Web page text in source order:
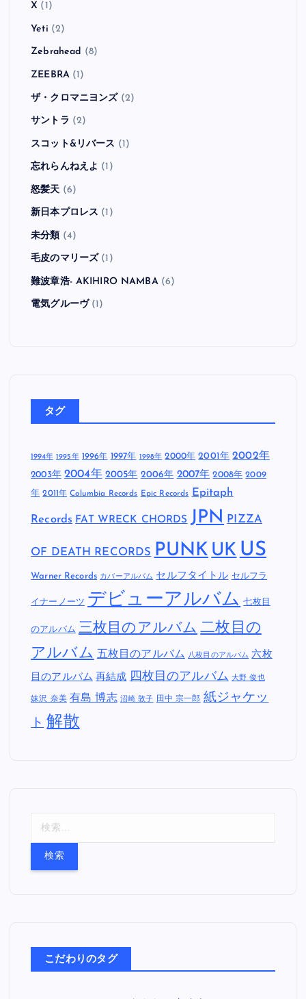
X (1)
Yeti (2)
Zebrahead (8)
ZEEBRA(1)
ザ・クロマニヨンズ(2)
サントラ (2)
スコット&リバース (1)
忘れらんねえよ (1)
怒髪天 (6)
新日本プロレス (1)
未分類 (4)
毛皮のマリーズ (1)
難波章浩- AKIHIRO NAMBA(6)
電気グルーヴ(1)
タグ
1994年 1995年 1996年 1997年 1998年 2000年 2001年 2002年
2003年 2004年 2005年 2006年 2007年 2008年 2009
年 2011年 Columbia Records Epic Records Epitaph
Records FAT WRECK CHORDS JPN PIZZA
OF DEATH RECORDS PUNK UK US
Warner Records カバーアルバム セルフタイトル セルフラ
イナーノーツ デビューアルバム 七枚目
のアルバム 三枚目のアルバム 二枚目の
アルバム 五枚目のアルバム 八枚目のアルバム 六枚
目のアルバム 再結成 四枚目のアルバム 大野 俊也
妹沢 奈美 有島 博志 沼崎 敦子 田中 宗一郎 紙ジャケッ
ト 解散
こだわりのタグ